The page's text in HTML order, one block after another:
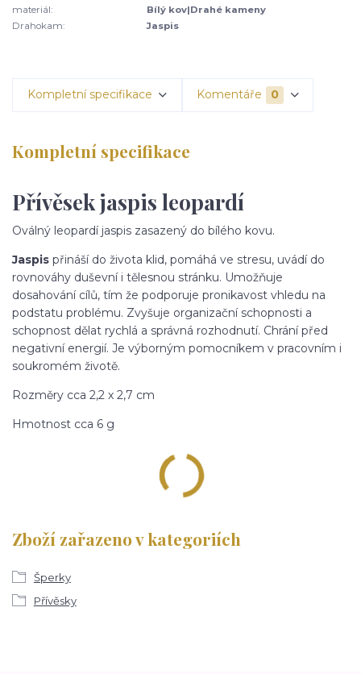
materiál:
Bílý kov|Drahé kameny
Drahokam:
Jaspis
Kompletní specifikace Komentáře 0
Kompletní specifikace
Přívěsek jaspis leopardí
Oválný leopardí jaspis zasazený do bílého kovu.
Jaspis přináší do života klid, pomáhá ve stresu, uvádí do
rovnováhy duševní i tělesnou stránku. Umožňuje
dosahování cílů, tím že podporuje pronikavost vhledu na
podstatu problému. Zvyšuje organizační schopnosti a
schopnost dělat rychlá a správná rozhodnutí. Chrání před
negativní energií. Je výborným pomocníkem v pracovním i
soukromém životě.
Rozměry cca 2,2 x 2,7 cm
Hmotnost cca 6 g
Zboží zařazeno v kategoriích
Šperky
Přívěsky